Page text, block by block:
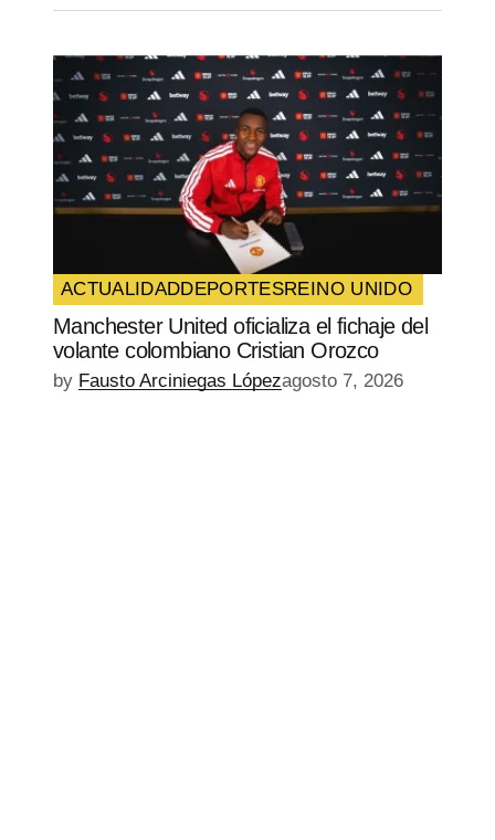
ACTUALIDADDEPORTESREINO UNIDO
Manchester United oficializa el fichaje del
volante colombiano Cristian Orozco
by Fausto Arciniegas Lópezagosto 7, 2026